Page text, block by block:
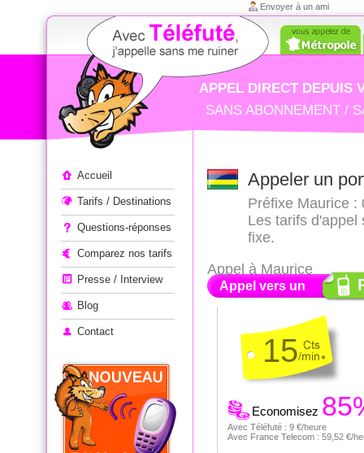
Envoyer à un ami
APPEL DIRECT DEPUIS
SANS ABONNEMENT /
Accueil
Tarifs / Destinations
Questions-réponses
Comparez nos tarifs
Presse / Interview
Blog
Contact
Appeler un
Préfixe Maurice :
Les tarifs d'appel
fixe.
Appel vers un
Appel à Maurice
15
Economisez
Avec Téléfuté : 9 €/heure
Avec France Telecom : 59,52 €/